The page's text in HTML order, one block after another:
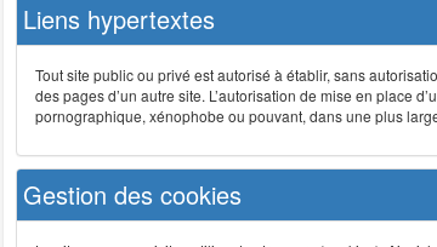
Liens hypertextes
Tout site public ou privé est autorisé à établir, sans
des pages d’un autre site. L’autorisation de mise en place
pornographique, xénophobe ou pouvant, dans une plus
Gestion des cookies